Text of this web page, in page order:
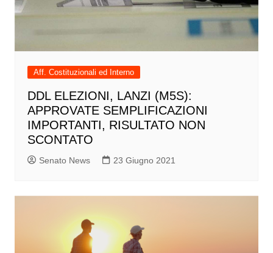
Aff. Costituzionali ed Interno
DDL ELEZIONI, LANZI (M5S):
APPROVATE SEMPLIFICAZIONI
IMPORTANTI, RISULTATO NON
SCONTATO
Senato News 23 Giugno 2021